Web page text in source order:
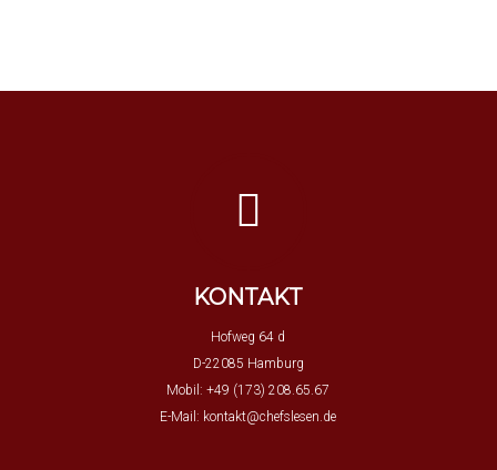
KONTAKT
Hofweg 64 d
D-22085 Hamburg
Mobil: +49 (173) 208.65.67
E-Mail: kontakt@chefslesen.de